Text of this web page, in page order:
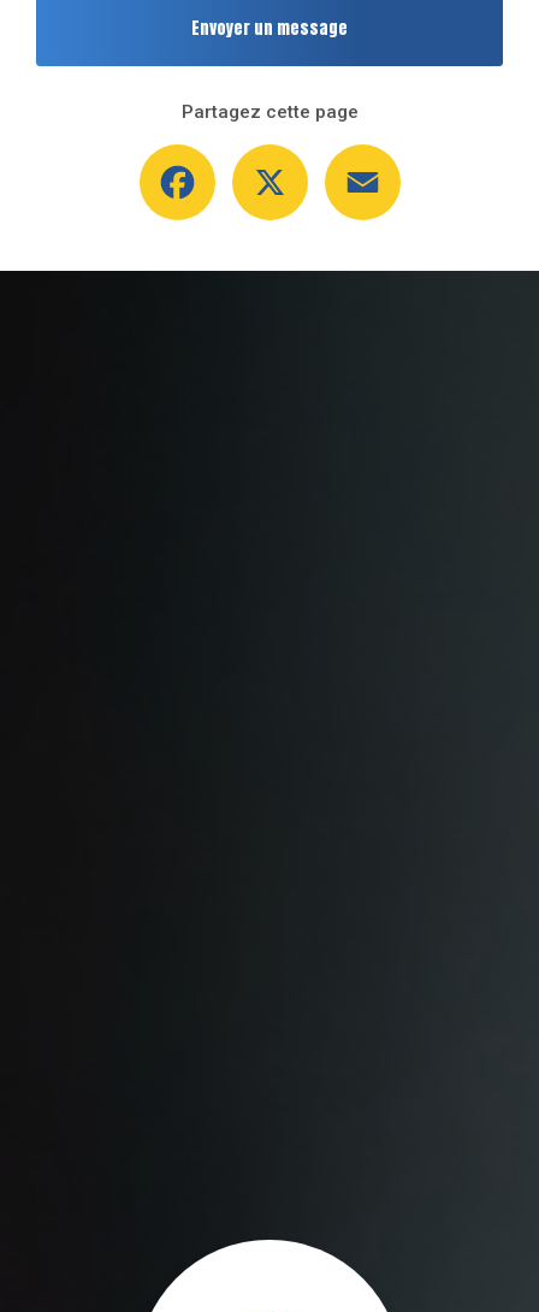
Envoyer un message
Partagez cette page
Facebook